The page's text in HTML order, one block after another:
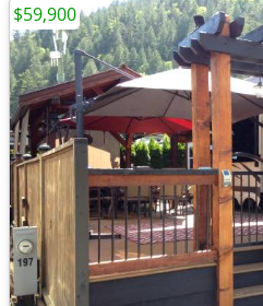
$59,900